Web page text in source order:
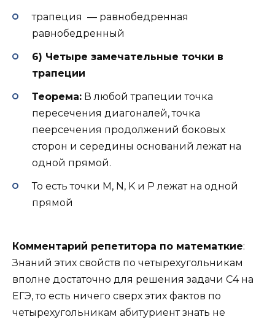
трапеция — равнобедренная
равнобедренный
6) Четыре замечательные точки в
трапеции
Теорема: В любой трапеции точка
пересечения диагоналей, точка
пеерсечения продолжений боковых
сторон и середины оснований лежат на
одной прямой.
То есть точки M, N, K и P лежат на одной
прямой
Комментарий репетитора по математкие:
Знаний этих свойств по четырехугольникам
вполне достаточно для решения задачи С4 на
ЕГЭ, то есть ничего сверх этих фактов по
четырехугольникам абитуриент знать не